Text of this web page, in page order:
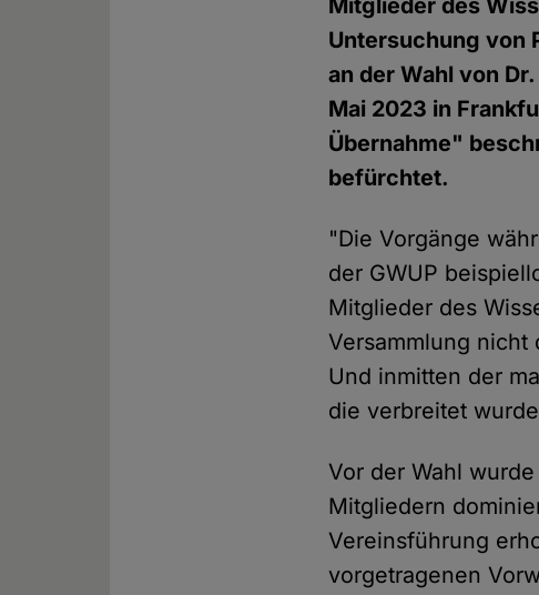
Mitglieder des
Untersuchung von
an der Wahl von
Mai 2023 in
Übernahme"
befürchtet.
"Die Vorgänge
der GWUP
Mitglieder des
Versammlung
Und inmitten der
die verbreitet
Vor der Wahl
Mitgliedern
Vereinsführung
vorgetragenen